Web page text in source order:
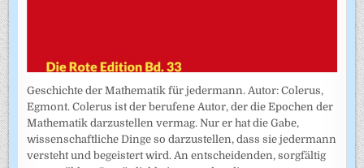
Geschichte der Mathematik für jedermann. Autor: Colerus,
Egmont. Colerus ist der berufene Autor, der die Epochen der
Mathematik darzustellen vermag. Nur er hat die Gabe,
wissenschaftliche Dinge so darzustellen, dass sie jedermann
versteht und begeistert wird. An entscheidenden, sorgfältig